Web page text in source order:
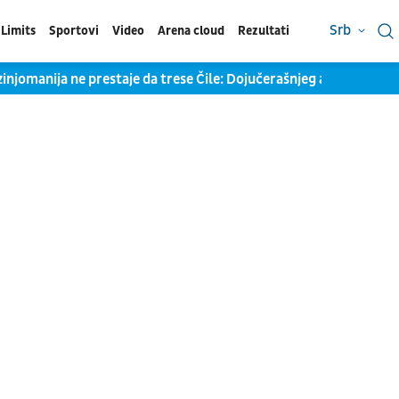
Limits Sportovi Video Arena cloud Rezultati Srb
ne prestaje da trese Čile: Dojučerašnjeg anonimusa